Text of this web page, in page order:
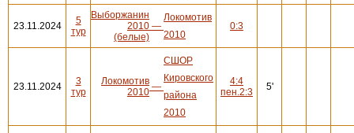
23.11.2024
5
тур
Выборжанин
2010
(белые)
—
Локомотив
2010
0:3
23.11.2024
3
тур
Локомотив
2010 —
СШОР
Кировского
района
2010
4:4
пен.2:3
5'